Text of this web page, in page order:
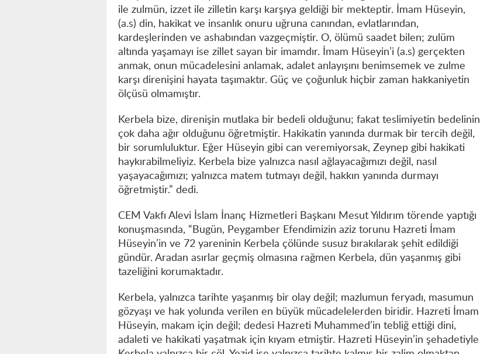
ile zulmün, izzet ile zilletin karşı karşıya geldiği bir mekteptir. İmam Hüseyin,
(a.s) din, hakikat ve insanlık onuru uğruna canından, evlatlarından,
kardeşlerinden ve ashabından vazgeçmiştir. O, ölümü saadet bilen; zulüm
altında yaşamayı ise zillet sayan bir imamdır. İmam Hüseyin’i (a.s) gerçekten
anmak, onun mücadelesini anlamak, adalet anlayışını benimsemek ve zulme
karşı direnişini hayata taşımaktır. Güç ve çoğunluk hiçbir zaman hakkaniyetin
ölçüsü olmamıştır.
Kerbela bize, direnişin mutlaka bir bedeli olduğunu; fakat teslimiyetin bedelinin
çok daha ağır olduğunu öğretmiştir. Hakikatin yanında durmak bir tercih değil,
bir sorumluluktur. Eğer Hüseyin gibi can veremiyorsak, Zeynep gibi hakikati
haykırabilmeliyiz. Kerbela bize yalnızca nasıl ağlayacağımızı değil, nasıl
yaşayacağımızı; yalnızca matem tutmayı değil, hakkın yanında durmayı
öğretmiştir.” dedi.
CEM Vakfı Alevi İslam İnanç Hizmetleri Başkanı Mesut Yıldırım törende yaptığı
konuşmasında, “Bugün, Peygamber Efendimizin aziz torunu Hazreti İmam
Hüseyin’in ve 72 yareninin Kerbela çölünde susuz bırakılarak şehit edildiği
gündür. Aradan asırlar geçmiş olmasına rağmen Kerbela, dün yaşanmış gibi
tazeliğini korumaktadır.
Kerbela, yalnızca tarihte yaşanmış bir olay değil; mazlumun feryadı, masumun
gözyaşı ve hak yolunda verilen en büyük mücadelelerden biridir. Hazreti İmam
Hüseyin, makam için değil; dedesi Hazreti Muhammed’in tebliğ ettiği dini,
adaleti ve hakikati yaşatmak için kıyam etmiştir. Hazreti Hüseyin’in şehadetiyle